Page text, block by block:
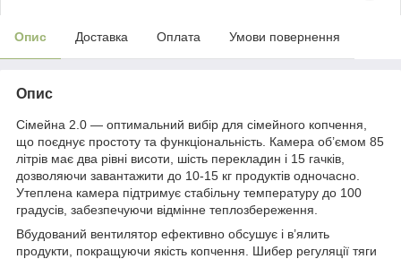
Опис Доставка Оплата Умови повернення
Опис
Сімейна 2.0 — оптимальний вибір для сімейного копчення,
що поєднує простоту та функціональність. Камера об’ємом 85
літрів має два рівні висоти, шість перекладин і 15 гачків,
дозволяючи завантажити до 10-15 кг продуктів одночасно.
Утеплена камера підтримує стабільну температуру до 100
градусів, забезпечуючи відмінне теплозбереження.
Вбудований вентилятор ефективно обсушує і в’ялить
продукти, покращуючи якість копчення. Шибер регуляції тяги